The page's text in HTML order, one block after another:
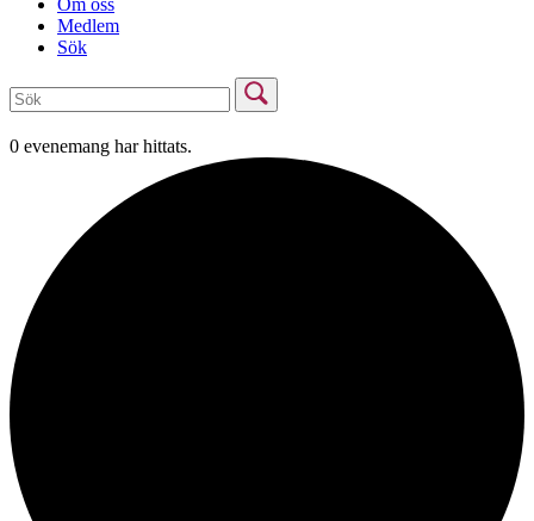
Om oss
Medlem
Sök
0 evenemang har hittats.